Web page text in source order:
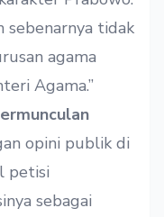
sebenarnya tidak
agama
Agama.”
opini publik di
petisi
sebagai